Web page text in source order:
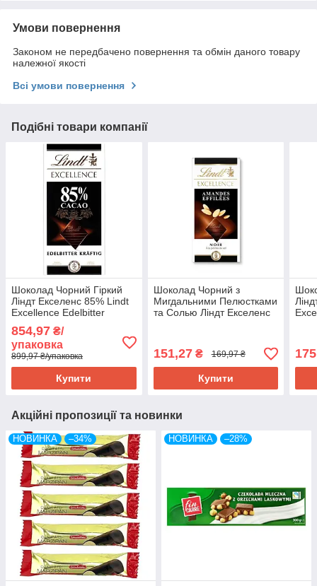
Умови повернення
Законом не передбачено повернення та обмін даного товару
належної якості
Всі умови повернення
Подібні товари компанії
Шоколад Чорний Гіркий
Ліндт Екселенс 85% Lindt
Excellence Edelbitter
Kraftig 100 г Швейцарія (5
шт./1 уп)
854,97 ₴/
упаковка
899,97 ₴/упаковка
Купити
Шоколад Чорний з
Мигдальними Пелюстками
та Солью Ліндт Екселенс
г Швейцарія
151,27₴ 169,97 ₴
Купити
Акційні пропозиції та новинки
НОВИНКА –34% НОВИНКА –28%